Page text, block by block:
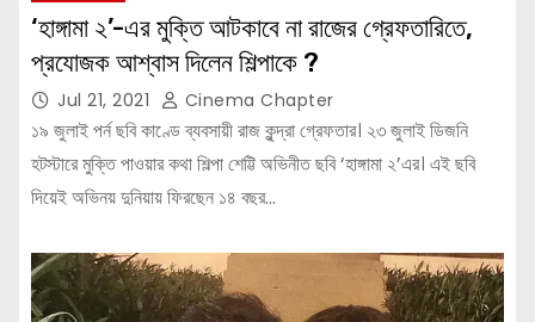
‘হাঙ্গামা ২’-এর মুক্তি আটকাবে না রাজের গ্রেফতারিতে,
প্রযোজক আশ্বাস দিলেন শিল্পাকে ?
Jul 21, 2021 Cinema Chapter
১৯ জুলাই পর্ন ছবি কাণ্ডে ব্যবসায়ী রাজ কুন্দ্রা গ্রেফতার। ২৩ জুলাই ডিজনি
হটস্টারে মুক্তি পাওয়ার কথা শিল্পা শেট্টি অভিনীত ছবি ‘হাঙ্গামা ২’এর। এই ছবি
দিয়েই অভিনয় দুনিয়ায় ফিরছেন ১৪ বছর…